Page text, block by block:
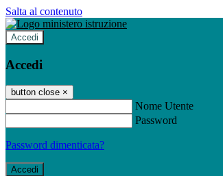
Salta al contenuto
Accedi
Accedi
button close ×
Nome Utente
Password
Password dimenticata?